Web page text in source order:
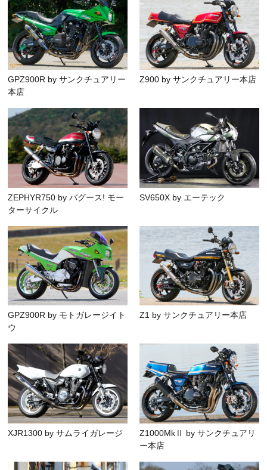
GPZ900R by サンクチュアリー
本店
Z900 by サンクチュアリー本店
ZEPHYR750 by バグース! モー
ターサイクル
SV650X by エーテック
GPZ900R by モトガレージイト
ウ
Z1 by サンクチュアリー本店
XJR1300 by サムライガレージ
Z1000MkⅡ by サンクチュアリ
ー本店